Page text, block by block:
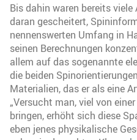
Bis dahin waren bereits
daran gescheitert,
nennenswerten Umfang in
seinen Berechnungen
allem auf das sogenannte
die beiden
Materialien, das er als eine
„Versucht man, viel von
bringen, erhöht sich diese
eben jenes physikalische